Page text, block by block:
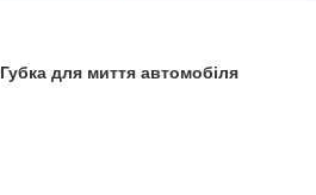
для миття автомобіля